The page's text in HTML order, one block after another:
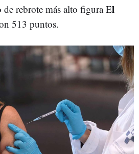
de rebrote más alto figura El
513 puntos.